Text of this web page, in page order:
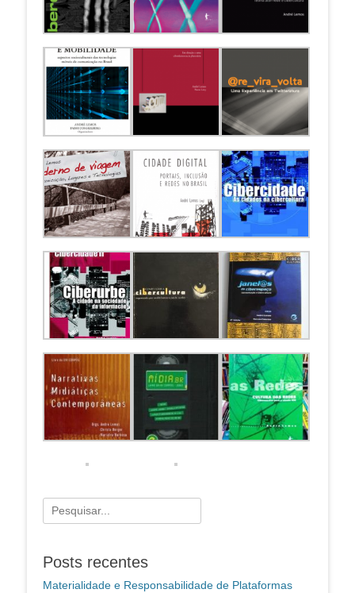
Pesquisar
por:
Posts recentes
Materialidade e Responsabilidade de Plataformas